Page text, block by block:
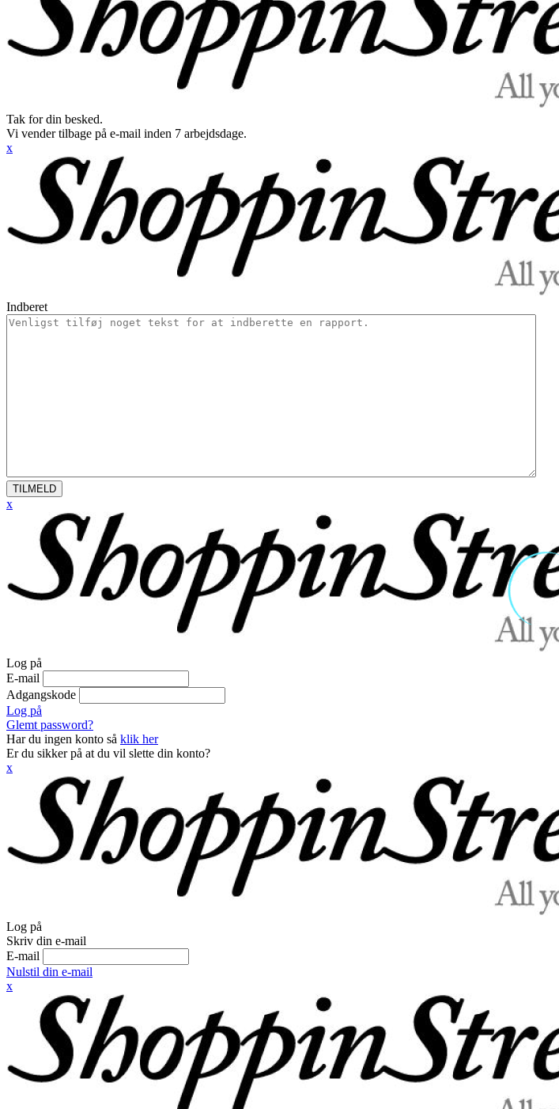
Tak for din besked.
Vi vender tilbage på e-mail inden 7 arbejdsdage.
x
Indberet
TILMELD
x
Log på
E-mail
Adgangskode
Log på
Glemt password?
Har du ingen konto så klik her
Er du sikker på at du vil slette din konto?
x
Log på
Skriv din e-mail
E-mail
Nulstil din e-mail
x